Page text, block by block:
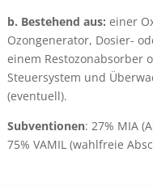
b. Bestehend aus: einer
Ozongenerator, Dosier-
einem Restozonabsorber
Steuersystem und
(eventuell).
Subventionen: 27% MIA
75% VAMIL (wahlfreie